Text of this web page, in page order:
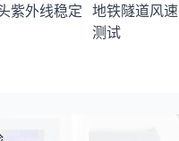
紫外线稳定 地铁隧道风速
测试